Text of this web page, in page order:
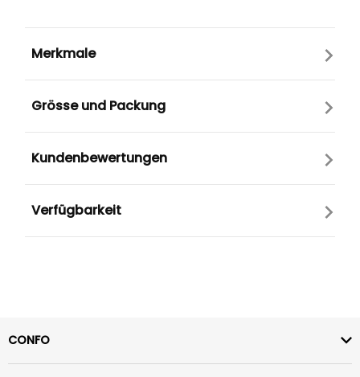
Merkmale
Grösse und Packung
Kundenbewertungen
Verfügbarkeit
CONFO